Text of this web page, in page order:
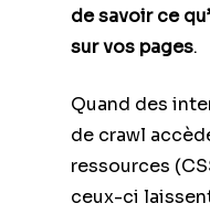
de savoir ce
sur vos pages.
Quand des
de crawl
ressources
ceux-ci